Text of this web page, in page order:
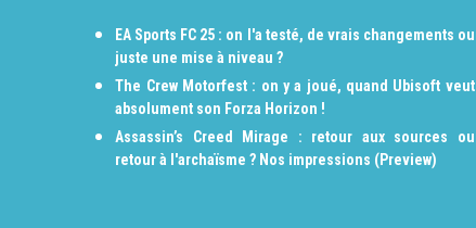
EA Sports FC 25 : on l'a testé, de vrais changements ou
juste une mise à niveau ?
The Crew Motorfest : on y a joué, quand Ubisoft veut
absolument son Forza Horizon !
Assassin’s Creed Mirage : retour aux sources ou
retour à l'archaïsme ? Nos impressions (Preview)